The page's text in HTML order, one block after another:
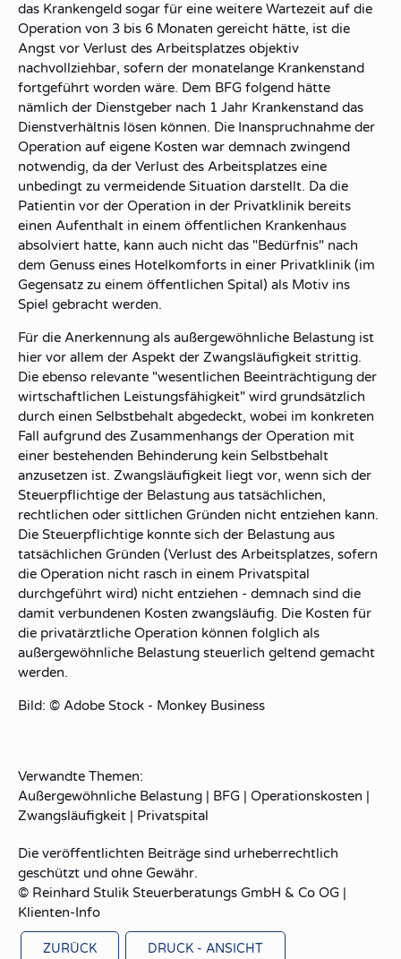
das Krankengeld sogar für eine weitere Wartezeit auf die
Operation von 3 bis 6 Monaten gereicht hätte, ist die
Angst vor Verlust des Arbeitsplatzes objektiv
nachvollziehbar, sofern der monatelange Krankenstand
fortgeführt worden wäre. Dem BFG folgend hätte
nämlich der Dienstgeber nach 1 Jahr Krankenstand das
Dienstverhältnis lösen können. Die Inanspruchnahme der
Operation auf eigene Kosten war demnach zwingend
notwendig, da der Verlust des Arbeitsplatzes eine
unbedingt zu vermeidende Situation darstellt. Da die
Patientin vor der Operation in der Privatklinik bereits
einen Aufenthalt in einem öffentlichen Krankenhaus
absolviert hatte, kann auch nicht das "Bedürfnis" nach
dem Genuss eines Hotelkomforts in einer Privatklinik (im
Gegensatz zu einem öffentlichen Spital) als Motiv ins
Spiel gebracht werden.
Für die Anerkennung als außergewöhnliche Belastung ist
hier vor allem der Aspekt der Zwangsläufigkeit strittig.
Die ebenso relevante "wesentlichen Beeinträchtigung der
wirtschaftlichen Leistungsfähigkeit" wird grundsätzlich
durch einen Selbstbehalt abgedeckt, wobei im konkreten
Fall aufgrund des Zusammenhangs der Operation mit
einer bestehenden Behinderung kein Selbstbehalt
anzusetzen ist. Zwangsläufigkeit liegt vor, wenn sich der
Steuerpflichtige der Belastung aus tatsächlichen,
rechtlichen oder sittlichen Gründen nicht entziehen kann.
Die Steuerpflichtige konnte sich der Belastung aus
tatsächlichen Gründen (Verlust des Arbeitsplatzes, sofern
die Operation nicht rasch in einem Privatspital
durchgeführt wird) nicht entziehen - demnach sind die
damit verbundenen Kosten zwangsläufig. Die Kosten für
die privatärztliche Operation können folglich als
außergewöhnliche Belastung steuerlich geltend gemacht
werden.
Bild: © Adobe Stock - Monkey Business
Verwandte Themen:
Außergewöhnliche Belastung | BFG | Operationskosten |
Zwangsläufigkeit | Privatspital
Die veröffentlichten Beiträge sind urheberrechtlich
geschützt und ohne Gewähr.
© Reinhard Stulik Steuerberatungs GmbH & Co OG |
Klienten-Info
ZURÜCK DRUCK - ANSICHT